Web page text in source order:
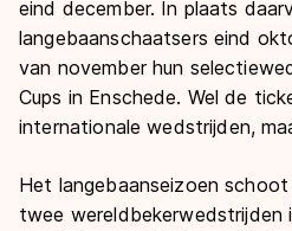
eind december. In plaats
langebaanschaatsers eind
van november hun
Cups in Enschede. Wel de
internationale wedstrijden,
Het langebaanseizoen
twee wereldbekerwedstrijden